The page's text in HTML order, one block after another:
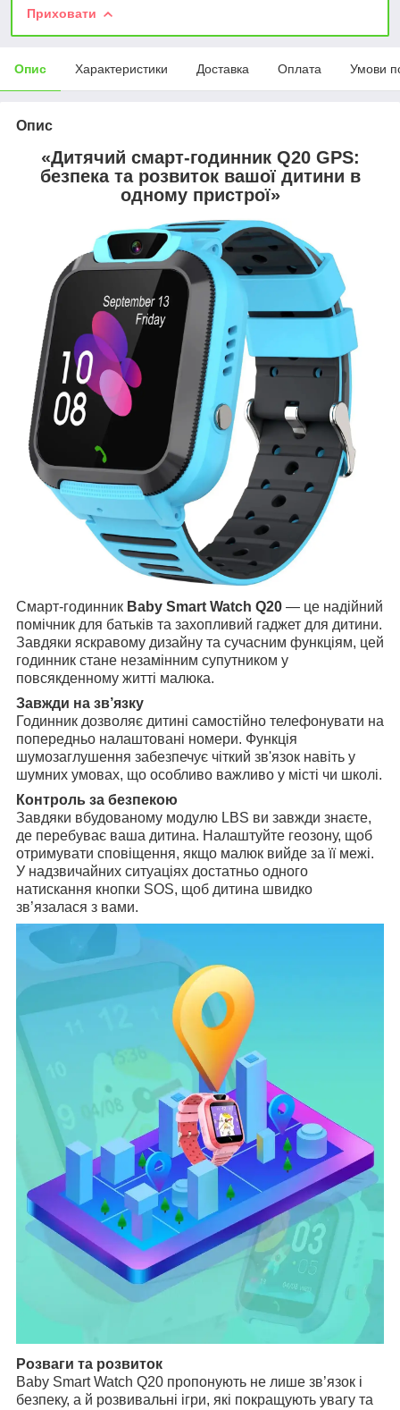
Приховати
Опис Характеристики Доставка Оплата Умови
Опис
«Дитячий смарт-годинник Q20 GPS:
безпека та розвиток вашої дитини в
одному пристрої»
Смарт-годинник Baby Smart Watch Q20 — це надійний
помічник для батьків та захопливий гаджет для дитини.
Завдяки яскравому дизайну та сучасним функціям, цей
годинник стане незамінним супутником у
повсякденному житті малюка.
Завжди на зв’язку
Годинник дозволяє дитині самостійно телефонувати на
попередньо налаштовані номери. Функція
шумозаглушення забезпечує чіткий зв'язок навіть у
шумних умовах, що особливо важливо у місті чи школі.
Контроль за безпекою
Завдяки вбудованому модулю LBS ви завжди знаєте,
де перебуває ваша дитина. Налаштуйте геозону, щоб
отримувати сповіщення, якщо малюк вийде за її межі.
У надзвичайних ситуаціях достатньо одного
натискання кнопки SOS, щоб дитина швидко
зв’язалася з вами.
Розваги та розвиток
Baby Smart Watch Q20 пропонують не лише зв’язок і
безпеку, а й розвивальні ігри, які покращують увагу та